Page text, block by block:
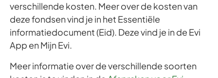
verschillende kosten. Meer over de kosten van
deze fondsen vind je in het Essentiële
informatiedocument (Eid). Deze vind je in de Evi
App en Mijn Evi.
Meer informatie over de verschillende soorten